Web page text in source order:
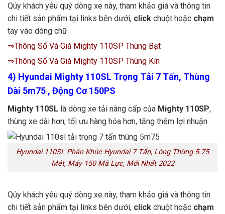
Qúy khách yêu quý dòng xe này, tham khảo giá và thông tin
chi tiết sản phẩm tại links bên dưới, click chuột hoặc chạm
tay vào dòng chữ
⇒Thông Số Và Giá Mighty 110SP Thùng Bạt
⇒Thông Số Và Giá Mighty 110SP Thùng Kín
4) Hyundai Mighty 110SL Trọng Tải 7 Tấn, Thùng
Dài 5m75 , Động Cơ 150PS
Mighty 110SL là dòng xe tải nâng cấp của Mighty 110SP,
thùng xe dài hơn, tối ưu hàng hóa hơn, tăng thêm lợi nhuận
Hyundai 110SL Phân Khúc Hyundai 7 Tấn, Lòng Thùng 5.75
Mét, Máy 150 Mã Lực, Mới Nhất 2022
Qúy khách yêu quý dòng xe này, tham khảo giá và thông tin
chi tiết sản phẩm tại links bên dưới, click chuột hoặc chạm